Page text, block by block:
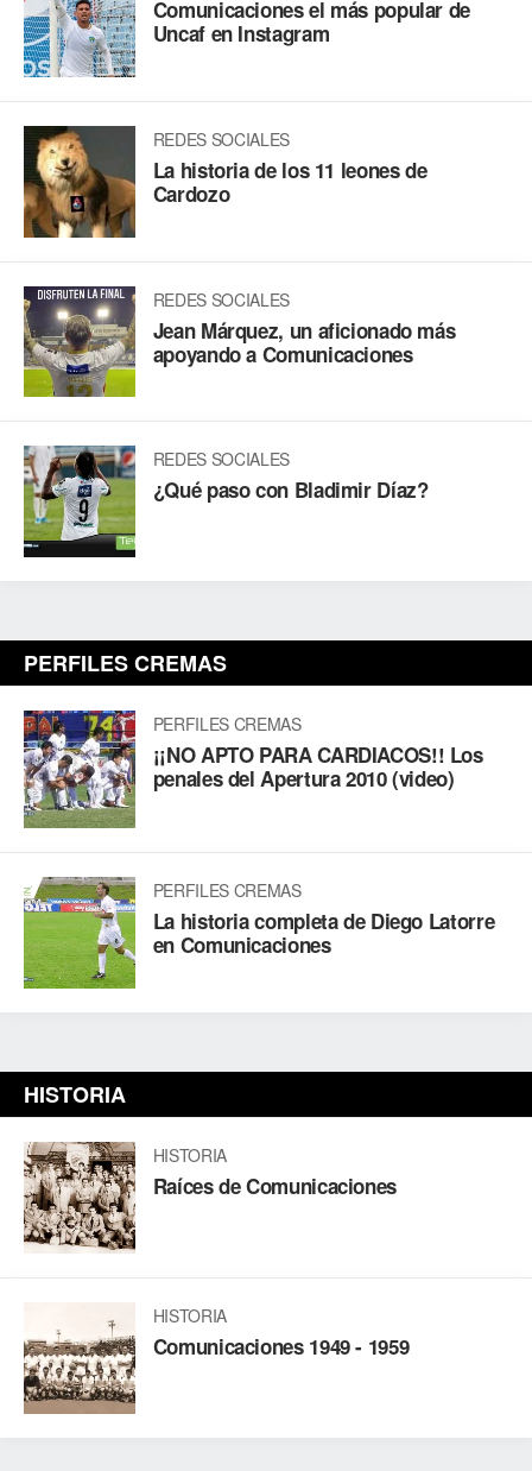
Comunicaciones el más popular de
Uncaf en Instagram
REDES SOCIALES
La historia de los 11 leones de
Cardozo
REDES SOCIALES
Jean Márquez, un aficionado más
apoyando a Comunicaciones
REDES SOCIALES
¿Qué paso con Bladimir Díaz?
PERFILES CREMAS
PERFILES CREMAS
¡¡NO APTO PARA CARDIACOS!! Los
penales del Apertura 2010 (video)
PERFILES CREMAS
La historia completa de Diego Latorre
en Comunicaciones
HISTORIA
HISTORIA
Raíces de Comunicaciones
HISTORIA
Comunicaciones 1949 - 1959